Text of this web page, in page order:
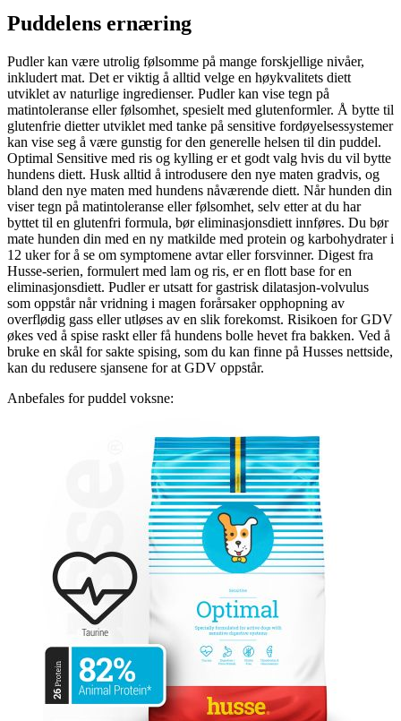
Puddelens ernæring
Pudler kan være utrolig følsomme på mange forskjellige nivåer,
inkludert mat. Det er viktig å alltid velge en høykvalitets diett
utviklet av naturlige ingredienser. Pudler kan vise tegn på
matintoleranse eller følsomhet, spesielt med glutenformler. Å bytte til
glutenfrie dietter utviklet med tanke på sensitive fordøyelsessystemer
kan vise seg å være gunstig for den generelle helsen til din puddel.
Optimal Sensitive med ris og kylling er et godt valg hvis du vil bytte
hundens diett. Husk alltid å introdusere den nye maten gradvis, og
bland den nye maten med hundens nåværende diett. Når hunden din
viser tegn på matintoleranse eller følsomhet, selv etter at du har
byttet til en glutenfri formula, bør eliminasjonsdiett innføres. Du bør
mate hunden din med en ny matkilde med protein og karbohydrater i
12 uker for å se om symptomene avtar eller forsvinner. Digest fra
Husse-serien, formulert med lam og ris, er en flott base for en
eliminasjonsdiett. Pudler er utsatt for gastrisk dilatasjon-volvulus
som oppstår når vridning i magen forårsaker opphopning av
overflødig gass eller utløses av en slik forekomst. Risikoen for GDV
økes ved å spise raskt eller få hundens bolle hevet fra bakken. Ved å
bruke en skål for sakte spising, som du kan finne på Husses nettside,
kan du redusere sjansene for at GDV oppstår.
Anbefales for puddel voksne: